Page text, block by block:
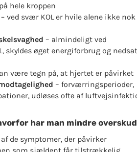
hele kroppen
ved svær KOL er hvile alene ikke
– almindeligt ved
skyldes øget energiforbrug og nedsat
være tegn på, at hjertet er påvirket
– forværringsperioder,
udløses ofte af
har man mindre
de symptomer, der påvirker
som sjældent får tilstrækkelig